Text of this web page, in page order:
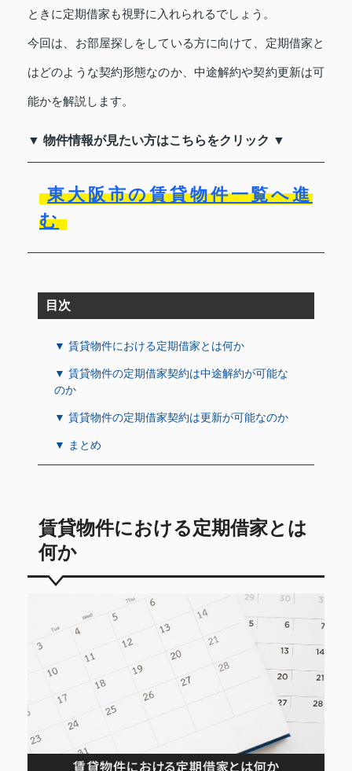
ときに定期借家も視野に入れられるでしょう。
今回は、お部屋探しをしている方に向けて、定期借家と
はどのような契約形態なのか、中途解約や契約更新は可
能かを解説します。
▼ 物件情報が見たい方はこちらをクリック ▼
東大阪市の賃貸物件一覧へ進
む
目次
▼ 賃貸物件における定期借家とは何か
▼ 賃貸物件の定期借家契約は中途解約が可能な
のか
▼ 賃貸物件の定期借家契約は更新が可能なのか
▼ まとめ
賃貸物件における定期借家とは
何か